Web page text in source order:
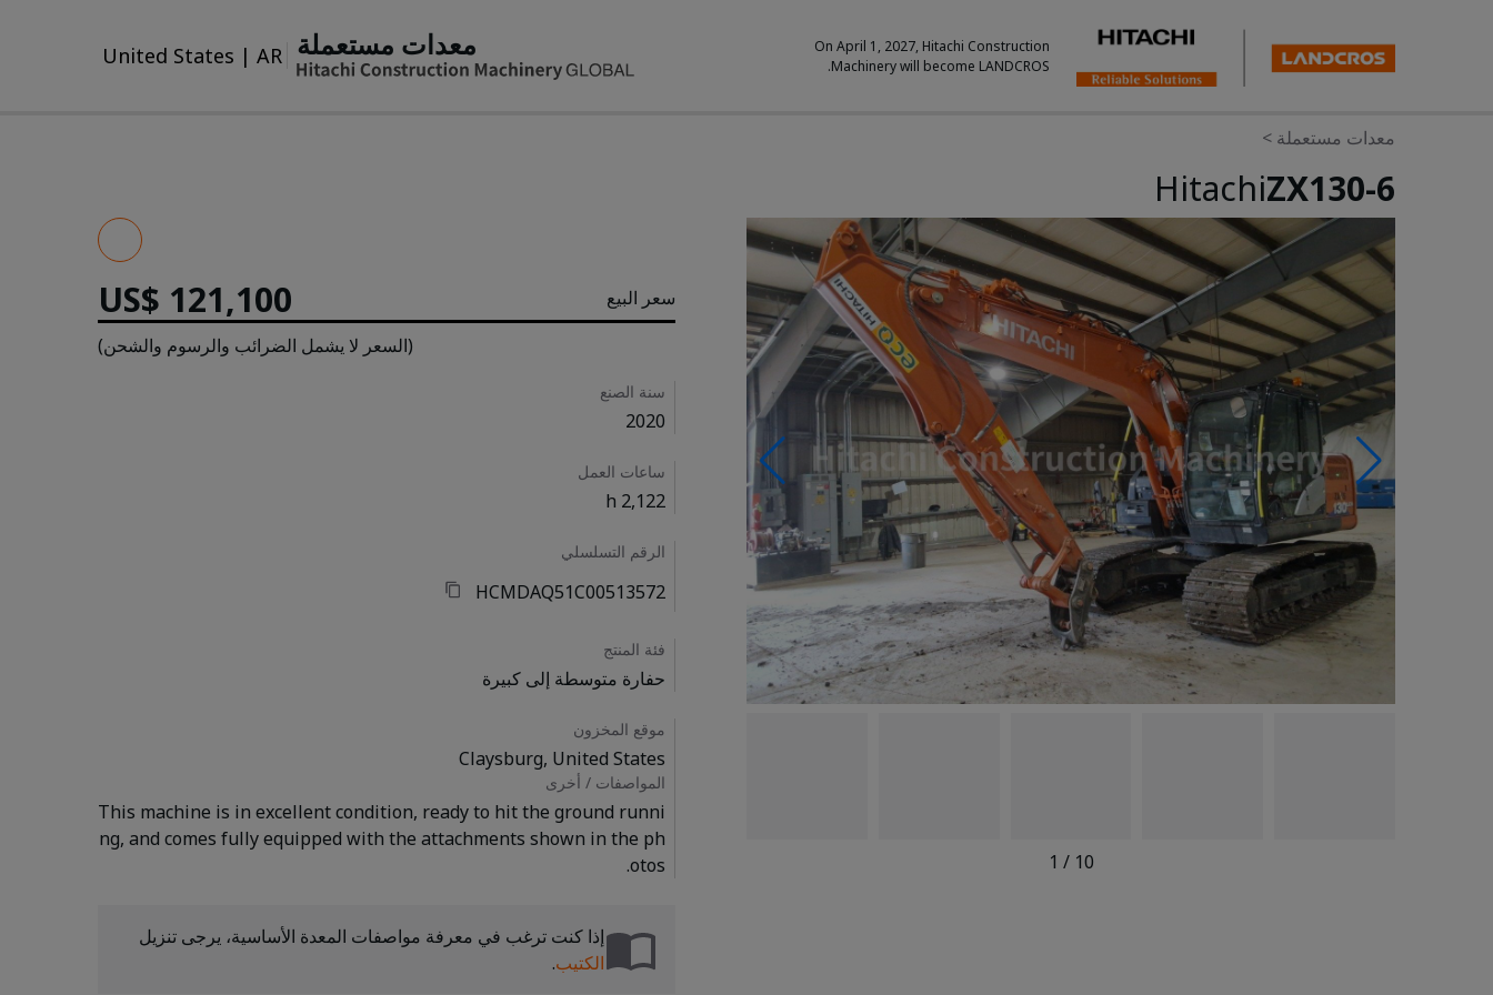
On April 1, 2027, Hitachi Construction
Machinery will become LANDCROS.
معدات مستعملة United States | AR
معدات مستعملة >
ZX130-6
Hitachi
Photos & Videos
1 / 10
سعر البيع US$ 121,100
(السعر لا يشمل الضرائب والرسوم والشحن)
Details
سنة الصنع
2020
ساعات العمل
2,122 h
الرقم التسلسلي
HCMDAQ51C00513572
فئة المنتج
حفارة متوسطة إلى كبيرة
موقع المخزون
Claysburg, United States
المواصفات / أخرى
This machine is in excellent condition, ready to hit the ground runni
ng, and comes fully equipped with the attachments shown in the ph
otos.
إذا كنت ترغب في معرفة مواصفات المعدة الأساسية، يرجى تنزيل
الكتيب.